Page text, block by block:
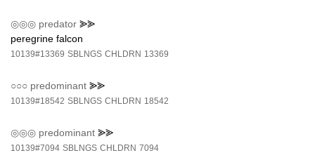
◎◎◎ predator ⪢⪢
peregrine falcon
10139#13369 SBLNGS CHLDRN 13369
○○○ predominant ⪢⪢
10139#18542 SBLNGS CHLDRN 18542
◎◎◎ predominant ⪢⪢
10139#7094 SBLNGS CHLDRN 7094